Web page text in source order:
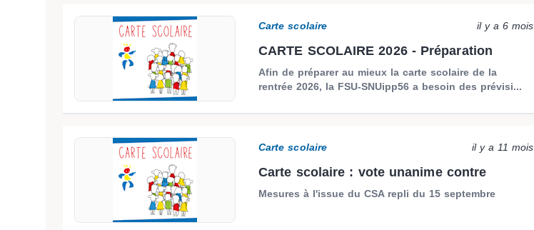
Carte scolaire il y a 6 mois
CARTE SCOLAIRE 2026 - Préparation
Afin de préparer au mieux la carte scolaire de la
rentrée 2026, la FSU-SNUipp56 a besoin des prévisi...
Carte scolaire il y a 11 mois
Carte scolaire : vote unanime contre
Mesures à l'issue du CSA repli du 15 septembre